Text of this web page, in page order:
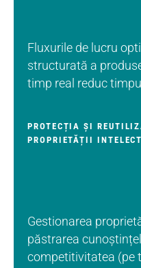
Fluxurile de lucru
structurată a
timp real reduc
PROTECȚIA ȘI
PROPRIETĂȚII
Gestionarea
păstrarea
competitivitatea (pe